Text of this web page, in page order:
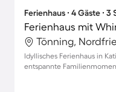
Ferienhaus ∙ 4 Gäste ∙
Ferienhaus mit
Tönning,
Idyllisches Ferienhaus in
entspannte